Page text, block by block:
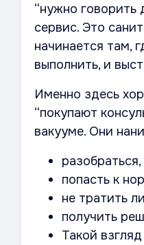
“нужно говорить
сервис. Это
начинается там,
выполнить, и
Именно здесь
“покупают
вакууме. Они
попасть к
не тратить
получить
Такой